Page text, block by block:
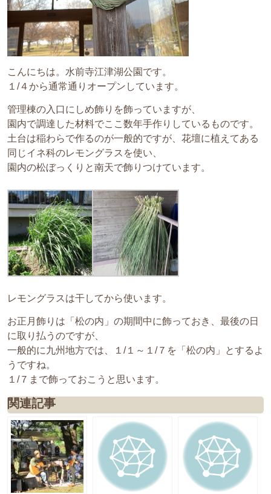
こんにちは。水前寺江津湖公園です。
１/４から通常通りオープンしています。
管理棟の入口にしめ飾りを飾っていますが、
園内で調達した材料でここ数年手作りしているものです。
土台は稲わらで作るのが一般的ですが、花壇に植えてある
同じイネ科のレモングラスを使い、
園内の松ぼっくりと南天で飾りつけています。
レモングラスは干してから使います。
お正月飾りは「松の内」の期間中に飾っておき、最後の日
に取り払うのですが、
一般的に九州地方では、１/１～１/７を「松の内」とするよ
うですね。
１/７まで飾っておこうと思います。
関連記事